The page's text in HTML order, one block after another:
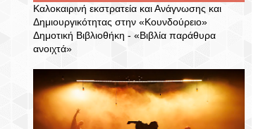
Καλοκαιρινή εκστρατεία και Ανάγνωσης και
Δημιουργικότητας στην «Κουνδούρειο»
Δημοτική Βιβλιοθήκη - «Βιβλία παράθυρα
ανοιχτά»